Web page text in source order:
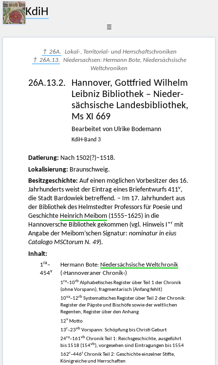
KdiH
☰
↑ 26A. Lokal-, Territorial- und Herrschaftschroniken
↑ 26A.13. Niedersachsen: Hermann Bote, Niedersächsische
Weltchroniken
26A.13.2.
Hannover, Gottfried Wilhelm
Leibniz Bibliothek – Nieder­
sächsische Landes­bibliothek,
Ms XI 669
Bearbeitet von Ulrike Bodemann
KdiH-Band 3
Datierung: Nach 1502(?)–1518.
Lokalisierung: Braunschweig.
Besitzgeschichte: Auf einen möglichen Vorbesitzer des 16.
Jahrhunderts weist der Eintrag eines Briefentwurfs 411v,
die Stadt Bardowiek betreffend. – Im 17. Jahrhundert aus
der Bibliothek des Helmstedter Professors für Poesie und
Geschichte Heinrich Meibom (1555–1625) in die
Hannoversche Bibliothek gekommen (vgl. Hinweis I*r mit
Angabe der Meibom’schen Signatur: nominatur in eius
Catalogo MSCtorum N. 49).
Inhalt:
1ra–
454v
Hermann Bote: Niedersächsische Weltchronik
(›Hannoveraner Chronik‹)
1ra–10rb Alphabetisches Register über Teil 1 der Chronik
(ohne Vorspann), fragmentarisch (Anfang fehlt)
10va–12rb Systematisches Register über Teil 2 der Chronik:
Register der Päpste und Bischöfe sowie der weltlichen
Regenten, Register über den Anhang
12v Motto
13r–23vb Vorspann: Schöpfung bis Christi Geburt
24ra–161vb Chronik Teil 1: Reichsgeschichte, ausgeführt
bis 1518 (154vb), vorgesehen sind Eintragungen bis 1554
162r–446r Chronik Teil 2: Geschichte einzelner Stifte,
Königreiche und Herrschaften